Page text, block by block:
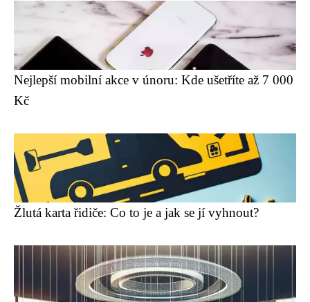
Nejlepší mobilní akce v únoru: Kde ušetříte až 7 000
Kč
Žlutá karta řidiče: Co to je a jak se jí vyhnout?